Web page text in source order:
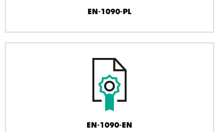
EN-1090-PL
EN-1090-EN